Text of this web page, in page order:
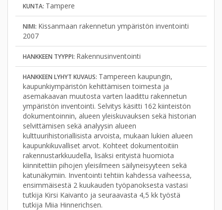
KUNTA: Tampere
NIMI: Kissanmaan rakennetun ympäristön inventointi
2007
HANKKEEN TYYPPI: Rakennusinventointi
HANKKEEN LYHYT KUVAUS: Tampereen kaupungin,
kaupunkiympäristön kehittämisen toimesta ja
asemakaavan muutosta varten laadittu rakennetun
ympäristön inventointi. Selvitys käsitti 162 kiinteistön
dokumentoinnin, alueen yleiskuvauksen sekä historian
selvittämisen sekä analyysin alueen
kulttuurihistoriallisista arvoista, mukaan lukien alueen
kaupunkikuvalliset arvot. Kohteet dokumentoitiin
rakennustarkkuudella, lisäksi erityistä huomiota
kiinnitettiin pihojen yleisilmeen säilyneisyyteen sekä
katunäkymiin. Inventointi tehtiin kahdessa vaiheessa,
ensimmäisestä 2 kuukauden työpanoksesta vastasi
tutkija Kirsi Kaivanto ja seuraavasta 4,5 kk työstä
tutkija Miia Hinnerichsen.